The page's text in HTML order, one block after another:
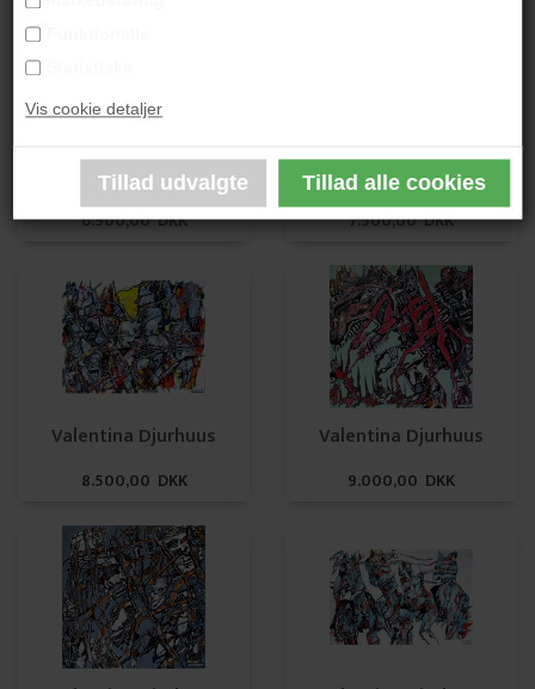
Vis cookie detaljer
Valentina Djurhuus
6.900,00 DKK
Valentina Djurhuus
7.500,00 DKK
Valentina Djurhuus
8.500,00 DKK
Valentina Djurhuus
9.000,00 DKK